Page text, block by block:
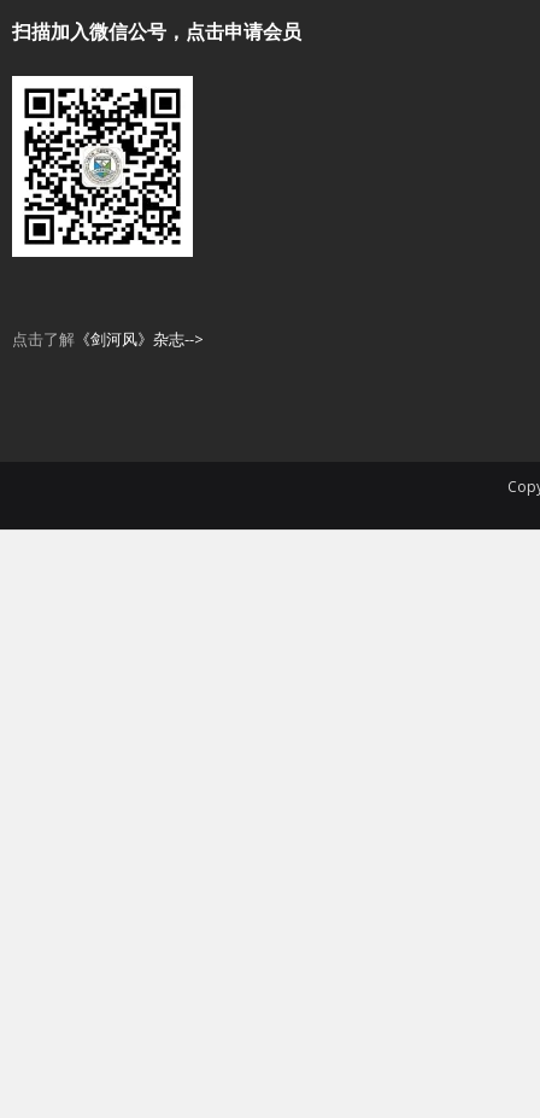
扫描加入微信公号，点击申请会员
点击了解 《剑河风》杂志-->